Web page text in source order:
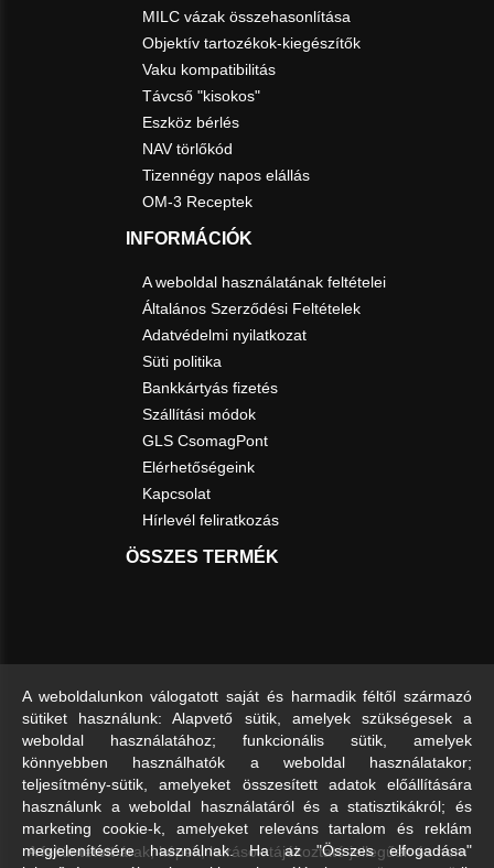
MILC vázak összehasonlítása
Objektív tartozékok-kiegészítők
Vaku kompatibilitás
Távcső "kisokos"
Eszköz bérlés
NAV törlőkód
Tizennégy napos elállás
OM-3 Receptek
INFORMÁCIÓK
A weboldal használatának feltételei
Általános Szerződési Feltételek
Adatvédelmi nyilatkozat
Süti politika
Bankkártyás fizetés
Szállítási módok
GLS CsomagPont
Elérhetőségeink
Kapcsolat
Hírlevél feliratkozás
ÖSSZES TERMÉK
A feltüntetett árak, képek, leírások tájékoztató jellegűek és nem
A weboldalunkon válogatott saját és harmadik féltől származó
sütiket használunk: Alapvető sütik, amelyek szükségesek a
weboldal használatához; funkcionális sütik, amelyek
könnyebben használhatók a weboldal használatakor;
teljesítmény-sütik, amelyeket összesített adatok előállítására
használunk a weboldal használatáról és a statisztikákról; és
marketing cookie-k, amelyeket releváns tartalom és reklám
megjelenítésére használnak. Ha az "Összes elfogadása"